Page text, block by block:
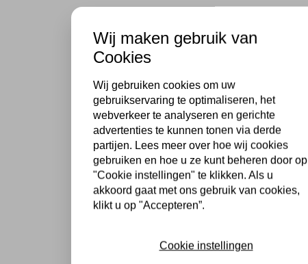
Wij maken gebruik van
Cookies
Wij gebruiken cookies om uw
gebruikservaring te optimaliseren, het
webverkeer te analyseren en gerichte
advertenties te kunnen tonen via derde
partijen. Lees meer over hoe wij cookies
gebruiken en hoe u ze kunt beheren door op
"Cookie instellingen" te klikken. Als u
akkoord gaat met ons gebruik van cookies,
klikt u op "Accepteren”.
Cookie instellingen